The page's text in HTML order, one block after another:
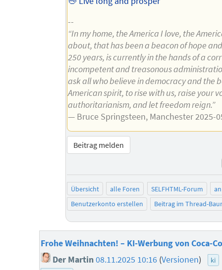
--
“In my home, the America I love, the
about, that has been a beacon of hope
250 years, is currently in the hands of a
incompetent and treasonous
ask all who believe in democracy and the
American spirit, to rise with us, raise your
authoritarianism, and let freedom reign.”
— Bruce Springsteen, Manchester 2025-
Beitrag melden
Übersicht alle Foren SELFHTML-Forum
Benutzerkonto erstellen
Beitrag im Thread-
Frohe Weihnachten! – KI-Werbung von Coca-
Der Martin08.11.2025 10:16 (Versionen)
ki